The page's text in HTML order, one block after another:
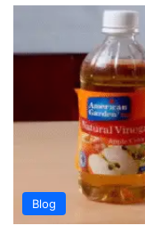
Blog